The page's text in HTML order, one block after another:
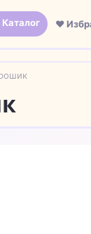
Каталог ❤️